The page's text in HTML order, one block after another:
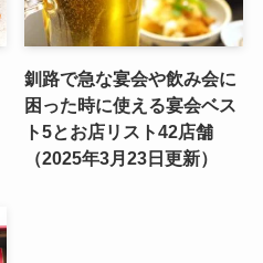
釧路で急な宴会や飲み会に
困った時に使える宴会ベス
ト5とお店リスト42店舗
（2025年3月23日更新）